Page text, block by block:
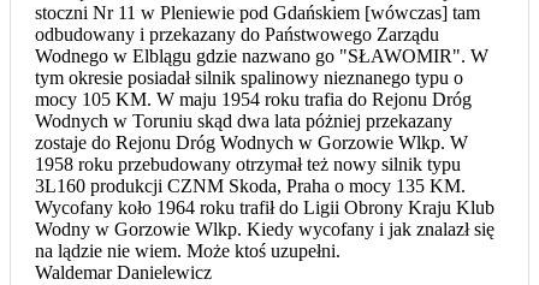
stoczni Nr 11 w Pleniewie pod Gdańskiem [wówczas] tam
odbudowany i przekazany do Państwowego Zarządu
Wodnego w Elblągu gdzie nazwano go "SŁAWOMIR". W
tym okresie posiadał silnik spalinowy nieznanego typu o
mocy 105 KM. W maju 1954 roku trafia do Rejonu Dróg
Wodnych w Toruniu skąd dwa lata póżniej przekazany
zostaje do Rejonu Dróg Wodnych w Gorzowie Wlkp. W
1958 roku przebudowany otrzymał też nowy silnik typu
3L160 produkcji CZNM Skoda, Praha o mocy 135 KM.
Wycofany koło 1964 roku trafił do Ligii Obrony Kraju Klub
Wodny w Gorzowie Wlkp. Kiedy wycofany i jak znalazł się
na lądzie nie wiem. Może ktoś uzupełni.
Waldemar Danielewicz